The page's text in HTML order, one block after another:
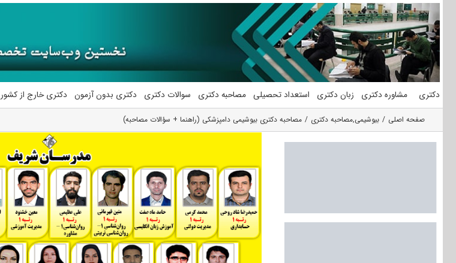
محتوا
دکتری مشاوره دکتری زبان دکتری استعداد تحصیلی مصاحبه دکتری سوالات دکتری دکتری بدون آزمون دکتری خارج از کشور
صفحه اصلی بیوشیمی,مصاحبه دکتری مصاحبه دکتری بیوشیمی دامپزشکی (راهنما + سؤالات مصاحبه)